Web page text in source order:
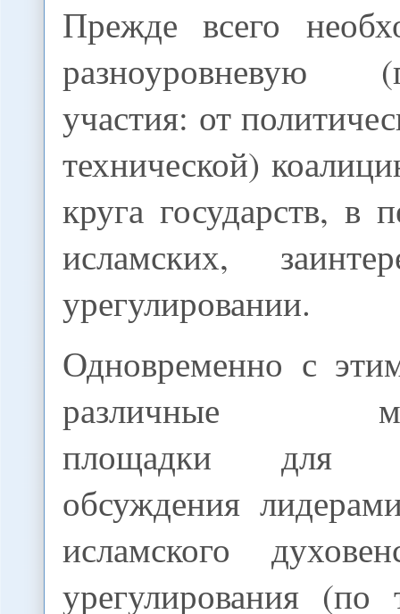
Прежде всего
разноуровневую
участия: от
технической)
круга государств, в
исламских,
урегулировании.
Одновременно с
различные
площадки для
обсуждения
исламского
урегулирования